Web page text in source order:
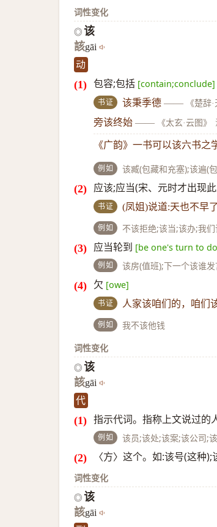
词性变化
◎ 该
該gāi
动
包容;包括 [contain;conclude]
书证 该秉季德 —— 《楚辞·
旁该终始 —— 《太玄·云图》
《广韵》一书可以该六书之
例如 该臧(包藏和充塞);该遍(
应该;应当(宋、元时才出现
书证 (凤姐)说道:天也不早
例如 不该拒绝;该当;该办;我们
应当轮到 [be one's turn to
例如 该房(值班);下一个该谁
欠 [owe]
书证 人家该咱们的，咱们
例如
我不该他钱
词性变化
◎ 该
該gāi
代
指示代词。指称上文说过的
例如 该员;该处;该案;该公司;
〈方〉这个。如:该号(这种
词性变化
◎ 该
該gāi